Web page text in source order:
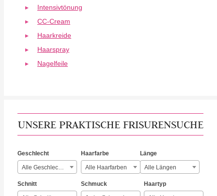
Intensivtönung
CC-Cream
Haarkreide
Haarspray
Nagelfeile
UNSERE PRAKTISCHE FRISURENSUCHE
Geschlecht
Alle Geschlechter
Haarfarbe
Alle Haarfarben
Länge
Alle Längen
Schnitt Schmuck Haartyp